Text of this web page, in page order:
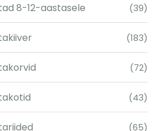
8-12-aastasele (39)
(183)
(72)
(43)
(65)